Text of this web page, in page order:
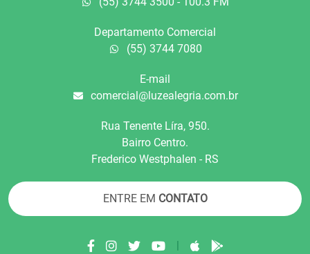
Departamento Comercial
(55) 3744 7080
E-mail
comercial@luzealegria.com.br
Rua Tenente Líra, 950.
Bairro Centro.
Frederico Westphalen - RS
ENTRE EM CONTATO